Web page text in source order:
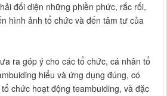
đối diện những phiền phức, rắc rối,
hình ảnh tổ chức và đến tâm tư của
ra góp ý cho các tổ chức, cá nhân tổ
hiểu và ứng dụng đúng, có
chức hoạt động teambuiding, và đặc